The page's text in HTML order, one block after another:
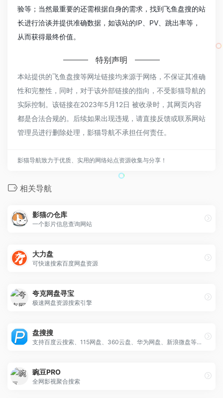
验等；当然最重要的还需根据自身的需求，找到飞鱼盘搜的站
长进行洽谈并提供准确数据，如该站的IP、PV、跳出率等，
从而获得最终价值。
特别声明
本站提供的飞鱼盘搜等网址链接均来源于网络，不保证其准确
性和完整性，同时，对于该外部链接的指向，不受影猫导航的
实际控制。该链接在2023年5月12日 被收录时，其网页内容
都是合法合规的。后续如果出现违规，请直接反馈或联系网站
管理员进行删除处理，影猫导航不承担任何责任。
影猫导航致力于优质、实用的网络站点资源收集与分享！
相关导航
影猫の仓库
一个影片信息查询网站
大力盘
可快速搜索百度网盘资源
夸克网盘寻宝
极速网盘资源搜索引擎
盘搜搜
支持百度云搜索、115网盘、360云盘、华为网盘、新浪微盘等搜索服务
豌豆PRO
全网影视聚合搜索